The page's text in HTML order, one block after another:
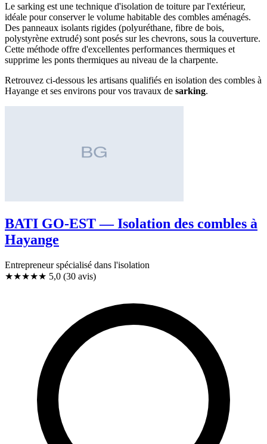
Le sarking est une technique d'isolation de toiture par l'extérieur,
idéale pour conserver le volume habitable des combles aménagés.
Des panneaux isolants rigides (polyuréthane, fibre de bois,
polystyrène extrudé) sont posés sur les chevrons, sous la couverture.
Cette méthode offre d'excellentes performances thermiques et
supprime les ponts thermiques au niveau de la charpente.
Retrouvez ci-dessous les artisans qualifiés en isolation des combles à
Hayange et ses environs pour vos travaux de sarking.
BATI GO-EST — Isolation des combles à
Hayange
Entrepreneur spécialisé dans l'isolation
★★★★★ 5,0 (30 avis)